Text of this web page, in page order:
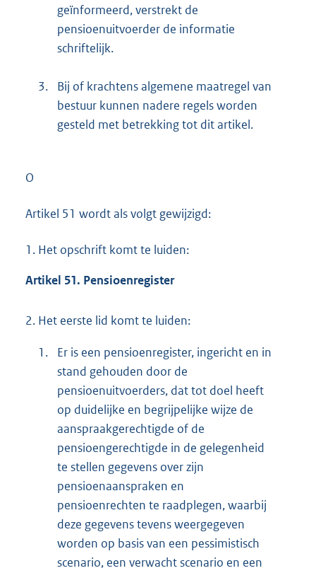
geïnformeerd, verstrekt de
pensioenuitvoerder de informatie
schriftelijk.
3.
Bij of krachtens algemene maatregel van
bestuur kunnen nadere regels worden
gesteld met betrekking tot dit artikel.
O
Artikel 51 wordt als volgt gewijzigd:
1. Het opschrift komt te luiden:
Artikel 51. Pensioenregister
2. Het eerste lid komt te luiden:
1.
Er is een pensioenregister, ingericht en in
stand gehouden door de
pensioenuitvoerders, dat tot doel heeft
op duidelijke en begrijpelijke wijze de
aanspraakgerechtigde of de
pensioengerechtigde in de gelegenheid
te stellen gegevens over zijn
pensioenaanspraken en
pensioenrechten te raadplegen, waarbij
deze gegevens tevens weergegeven
worden op basis van een pessimistisch
scenario, een verwacht scenario en een